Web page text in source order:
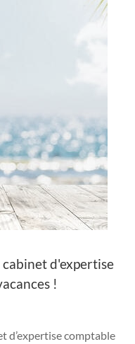
d'expertise
!
d’expertise comptable